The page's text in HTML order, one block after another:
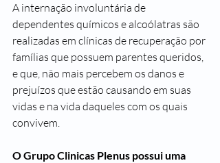
A internação involuntária de
dependentes químicos e alcoólatras são
realizadas em clínicas de recuperação por
famílias que possuem parentes queridos,
e que, não mais percebem os danos e
prejuízos que estão causando em suas
vidas e na vida daqueles com os quais
convivem.
O Grupo Clinicas Plenus possui uma